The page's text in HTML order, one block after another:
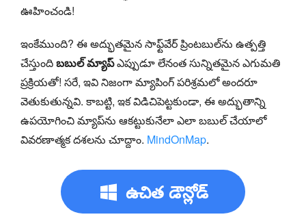
ఊహించండి!
ఇంకేముంది? ఈ అద్భుతమైన సాఫ్ట్‌వేర్ ప్రింటబుల్‌ను ఉత్పత్తి
చేస్తుందిబబుల్ మ్యాప్ఎప్పుడూ లేనంత సున్నితమైన ఎగుమతి
ప్రక్రియతో! సరే, ఇవి నిజంగా మ్యాపింగ్ పరిశ్రమలో అందరూ
వెతుకుతున్నవి. కాబట్టి, ఇక విడిచిపెట్టకుండా, ఈ అద్భుతాన్ని
ఉపయోగించి మ్యాప్‌ను ఆకట్టుకునేలా ఎలా బబుల్ చేయాలో
వివరణాత్మక దశలను చూద్దాం. MindOnMap.
ఉచిత డౌన్లోడ్